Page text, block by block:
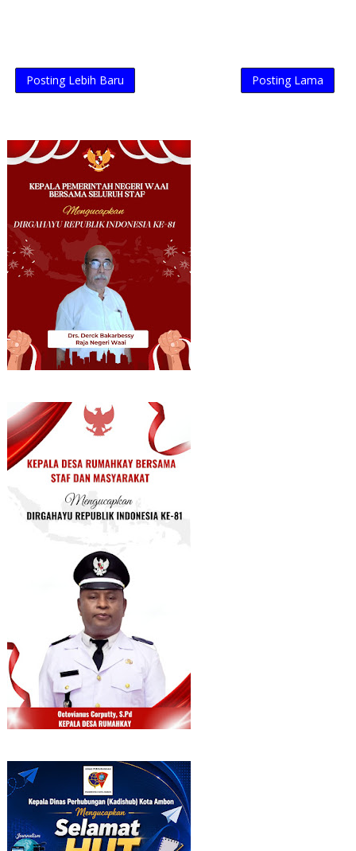
Posting Lebih Baru Posting Lama